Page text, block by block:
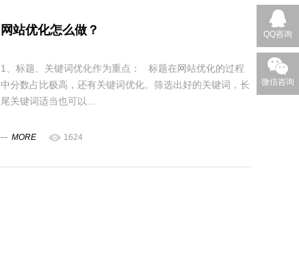
网站优化怎么做？
1、标题、关键词优化作为重点： 标题在网站优化的过程
中分数占比极高，还有关键词优化。筛选出好的关键词，长
尾关键词适当也可以...
MORE 1624
QQ咨询
微信咨询